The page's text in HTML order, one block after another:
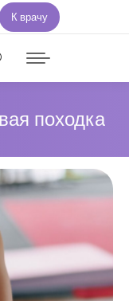
К врачу
походка